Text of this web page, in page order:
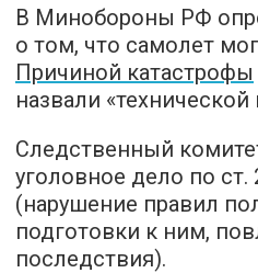
В Минобороны РФ
о том, что самолет
Причиной катастрофы
назвали
Следственный
уголовное дело по
(нарушение правил
подготовки к ним,
последствия).